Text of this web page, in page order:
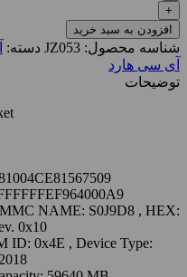
افزودن به سبد خرید
شناسه محصول: JZ053 دسته:
آی سی هارد
توضیحات
NAME: S0J9D8 , HEX:
0x10
ID: 0x4E , Device Type: